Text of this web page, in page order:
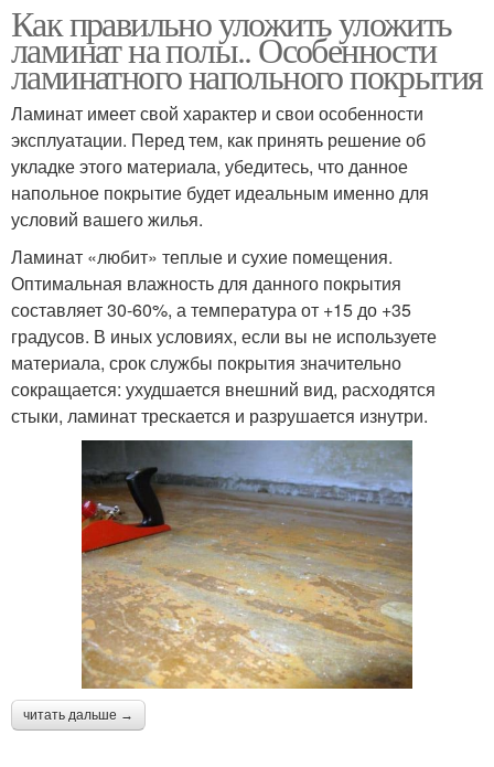
Как правильно уложить уложить
ламинат на полы.. Особенности
ламинатного напольного покрытия
Ламинат имеет свой характер и свои особенности
эксплуатации. Перед тем, как принять решение об
укладке этого материала, убедитесь, что данное
напольное покрытие будет идеальным именно для
условий вашего жилья.
Ламинат «любит» теплые и сухие помещения.
Оптимальная влажность для данного покрытия
составляет 30-60%, а температура от +15 до +35
градусов. В иных условиях, если вы не используете
материала, срок службы покрытия значительно
сокращается: ухудшается внешний вид, расходятся
стыки, ламинат трескается и разрушается изнутри.
читать дальше →